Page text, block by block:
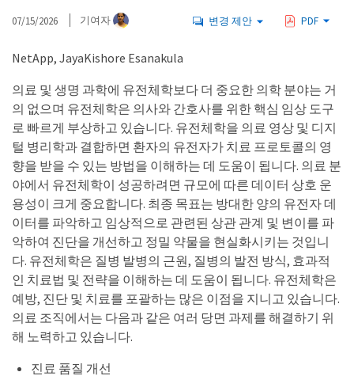
07/15/2026 기여자 변경 제안 PDF
NetApp, JayaKishore Esanakula
의료 및 생명 과학에 유전체학보다 더 중요한 의학 분야는 거
의 없으며 유전체학은 의사와 간호사를 위한 핵심 임상 도구
로 빠르게 부상하고 있습니다. 유전체학을 의료 영상 및 디지
털 병리학과 결합하면 환자의 유전자가 치료 프로토콜의 영
향을 받을 수 있는 방법을 이해하는 데 도움이 됩니다. 의료 분
야에서 유전체학이 성공하려면 규모에 따른 데이터 상호 운
용성이 크게 중요합니다. 최종 목표는 방대한 양의 유전자 데
이터를 파악하고 임상적으로 관련된 상관 관계 및 변이를 파
악하여 진단을 개선하고 정밀 약물을 현실화시키는 것입니
다. 유전체학은 질병 발병의 근원, 질병의 발전 방식, 효과적
인 치료법 및 전략을 이해하는 데 도움이 됩니다. 유전체학은
예방, 진단 및 치료를 포괄하는 많은 이점을 지니고 있습니다.
의료 조직에서는 다음과 같은 여러 당면 과제를 해결하기 위
해 노력하고 있습니다.
진료 품질 개선